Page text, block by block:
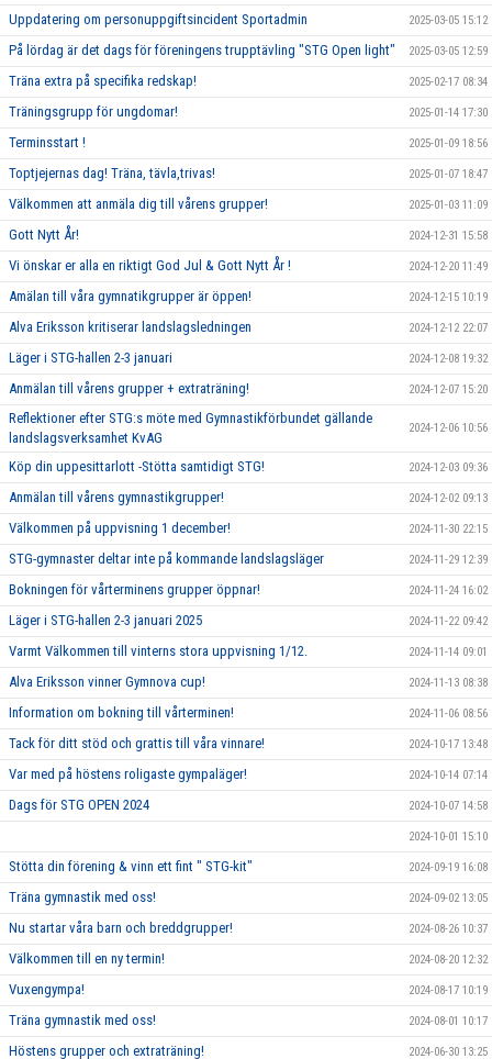
Uppdatering om personuppgiftsincident Sportadmin 2025-03-05 15:12
På lördag är det dags för föreningens trupptävling "STG Open light" 2025-03-05 12:59
Träna extra på specifika redskap! 2025-02-17 08:34
Träningsgrupp för ungdomar! 2025-01-14 17:30
Terminsstart ! 2025-01-09 18:56
Toptjejernas dag! Träna, tävla,trivas! 2025-01-07 18:47
Välkommen att anmäla dig till vårens grupper! 2025-01-03 11:09
Gott Nytt År! 2024-12-31 15:58
Vi önskar er alla en riktigt God Jul & Gott Nytt År ! 2024-12-20 11:49
Amälan till våra gymnatikgrupper är öppen! 2024-12-15 10:19
Alva Eriksson kritiserar landslagsledningen 2024-12-12 22:07
Läger i STG-hallen 2-3 januari 2024-12-08 19:32
Anmälan till vårens grupper + extraträning! 2024-12-07 15:20
Reflektioner efter STG:s möte med Gymnastikförbundet gällande
landslagsverksamhet KvAG
2024-12-06 10:56
Köp din uppesittarlott -Stötta samtidigt STG! 2024-12-03 09:36
Anmälan till vårens gymnastikgrupper! 2024-12-02 09:13
Välkommen på uppvisning 1 december! 2024-11-30 22:15
STG-gymnaster deltar inte på kommande landslagsläger 2024-11-29 12:39
Bokningen för vårterminens grupper öppnar! 2024-11-24 16:02
Läger i STG-hallen 2-3 januari 2025 2024-11-22 09:42
Varmt Välkommen till vinterns stora uppvisning 1/12. 2024-11-14 09:01
Alva Eriksson vinner Gymnova cup! 2024-11-13 08:38
Information om bokning till vårterminen! 2024-11-06 08:56
Tack för ditt stöd och grattis till våra vinnare! 2024-10-17 13:48
Var med på höstens roligaste gympaläger! 2024-10-14 07:14
Dags för STG OPEN 2024 2024-10-07 14:58
2024-10-01 15:10
Stötta din förening & vinn ett fint " STG-kit" 2024-09-19 16:08
Träna gymnastik med oss! 2024-09-02 13:05
Nu startar våra barn och breddgrupper! 2024-08-26 10:37
Välkommen till en ny termin! 2024-08-20 12:32
Vuxengympa! 2024-08-17 10:19
Träna gymnastik med oss! 2024-08-01 10:17
Höstens grupper och extraträning! 2024-06-30 13:25